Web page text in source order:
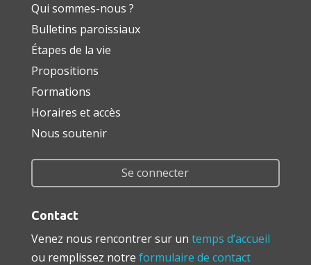
Qui sommes-nous ?
Bulletins paroissiaux
Étapes de la vie
Propositions
Formations
Horaires et accès
Nous soutenir
Se connecter
Contact
Venez nous rencontrer sur un temps d’accueil
ou remplissez notre formulaire de contact